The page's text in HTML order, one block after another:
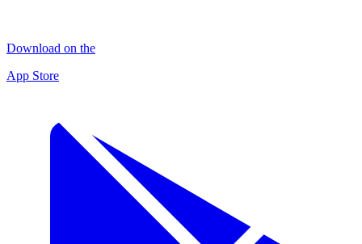
Download on the
App Store